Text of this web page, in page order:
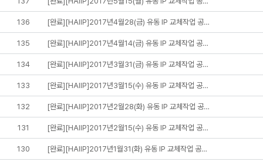
136 [완료][HAIIP]2017년4월28(금) 유동 IP 교체작업 공…
135 [완료][HAIIP]2017년4월14(금) 유동 IP 교체작업 공…
134 [완료][HAIIP]2017년3월31(금) 유동 IP 교체작업 공…
133 [완료][HAIIP]2017년3월15(수) 유동 IP 교체작업 공…
132 [완료][HAIIP]2017년2월28(화) 유동 IP 교체작업 공…
131 [완료][HAIIP]2017년2월15(수) 유동 IP 교체작업 공…
130 [완료][HAIIP]2017년1월31(화) 유동 IP 교체작업 공…